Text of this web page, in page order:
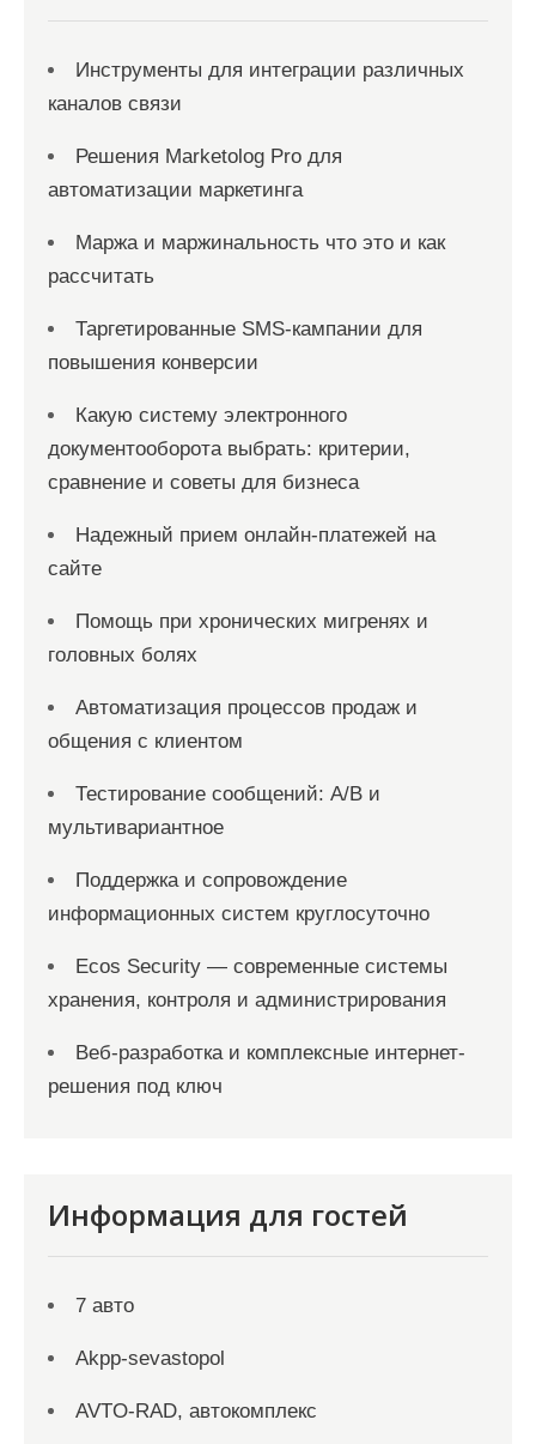
Инструменты для интеграции различных
каналов связи
Решения Marketolog Pro для
автоматизации маркетинга
Маржа и маржинальность что это и как
рассчитать
Таргетированные SMS-кампании для
повышения конверсии
Какую систему электронного
документооборота выбрать: критерии,
сравнение и советы для бизнеса
Надежный прием онлайн-платежей на
сайте
Помощь при хронических мигренях и
головных болях
Автоматизация процессов продаж и
общения с клиентом
Тестирование сообщений: A/B и
мультивариантное
Поддержка и сопровождение
информационных систем круглосуточно
Ecos Security — современные системы
хранения, контроля и администрирования
Веб-разработка и комплексные интернет-
решения под ключ
Информация для гостей
7 авто
Akpp-sevastopol
AVTO-RAD, автокомплекс